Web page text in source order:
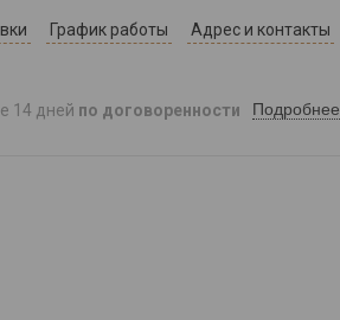
График работы Адрес и контакты
14 дней по договоренности Подробнее